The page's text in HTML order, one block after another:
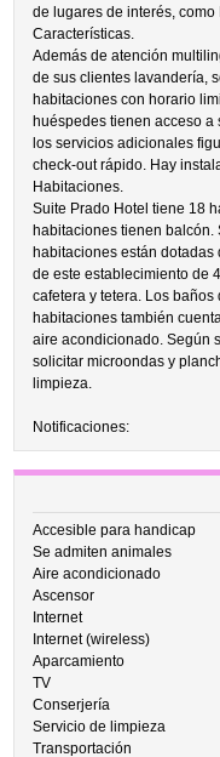
de lugares de interés,
Características.
Además de atención
de sus clientes lavandería,
habitaciones con horario
huéspedes tienen acceso
los servicios adicionales
check-out rápido. Hay
Habitaciones.
Suite Prado Hotel tiene 18
habitaciones tienen
habitaciones están
de este establecimiento de
cafetera y tetera. Los
habitaciones también
aire acondicionado. Según
solicitar microondas y
limpieza.
Notificaciones:
Accesible para handicap
Se admiten animales
Aire acondicionado
Ascensor
Internet
Internet (wireless)
Aparcamiento
TV
Conserjería
Servicio de limpieza
Transportación